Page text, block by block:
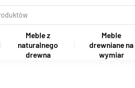
Meble z
naturalnego
drewna
Meble
drewniane na
wymiar